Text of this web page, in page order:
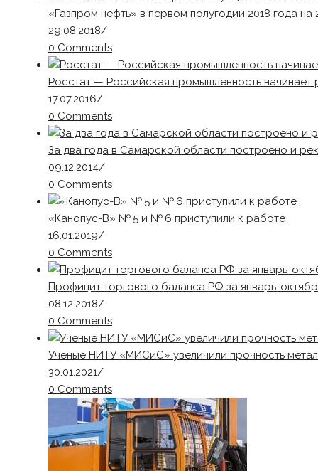
«Газпром нефть» в первом полугодии 2018 года
29.08.2018/
0 Comments
Росстат — Российская промышленность начинает
17.07.2016/
0 Comments
За два года в Самарской области построено и
09.12.2014/
0 Comments
«Канопус-В» № 5 и № 6 приступили к работе
16.01.2019/
0 Comments
Профицит торгового баланса РФ за январь-
08.12.2018/
0 Comments
Ученые НИТУ «МИСиС» увеличили прочность
30.01.2021/
0 Comments